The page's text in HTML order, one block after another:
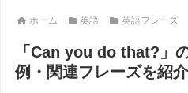
ホーム 英語 英語フレーズ
「Can you do that?」
例・関連フレーズを紹介